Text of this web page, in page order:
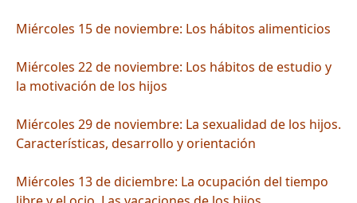
Miércoles 15 de noviembre: Los hábitos alimenticios
Miércoles 22 de noviembre: Los hábitos de estudio y
la motivación de los hijos
Miércoles 29 de noviembre: La sexualidad de los hijos.
Características, desarrollo y orientación
Miércoles 13 de diciembre: La ocupación del tiempo